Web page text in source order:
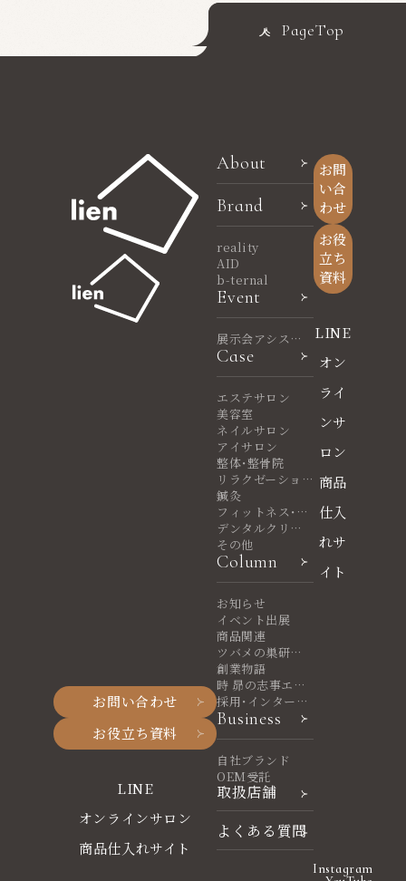
PageTop
お問い合わせ
お役立ち資料
LINE
オンラインサロン
商品仕入れサイト
About
Brand
reality
AID
b-ternal
Event
展示会アシスタ
ント
Case
エステサロン
美容室
ネイルサロン
アイサロン
整体・整骨院
リラクゼーショ
ンサロン
鍼灸
フィットネス・ヨ
ガ
デンタルクリニ
ック
その他
Column
お知らせ
イベント出展
商品関連
ツバメの巣研究
室
創業物語
時 昴の志事エッ
セイ
採用・インターン
シップ
Business
自社ブランド
OEM受託
取扱店舗
よくある質問
お問
い合
わせ
お役
立ち
資料
LINE
オン
ライ
ンサ
ロン
商品
仕入
れサ
イト
Instagram